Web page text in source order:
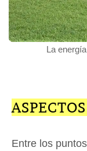
La
Entre los